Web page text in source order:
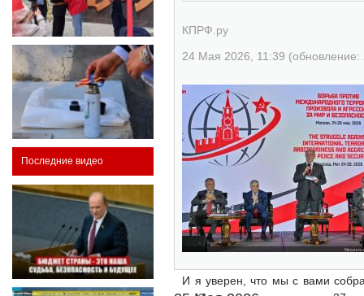
Последние видео
КПРФ.ру
24 Мая 2026, 11:39
И я уверен, что мы с вами